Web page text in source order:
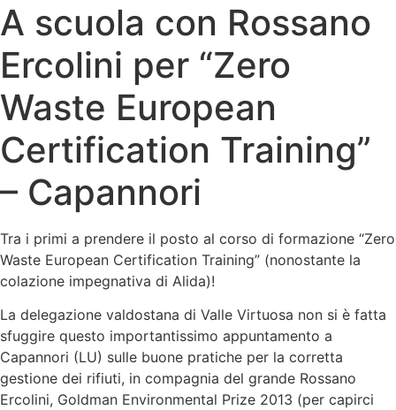
A scuola con Rossano
Ercolini per “Zero
Waste European
Certification Training”
– Capannori
Tra i primi a prendere il posto al corso di formazione “Zero
Waste European Certification Training” (nonostante la
colazione impegnativa di Alida)!
La delegazione valdostana di Valle Virtuosa non si è fatta
sfuggire questo importantissimo appuntamento a
Capannori (LU) sulle buone pratiche per la corretta
gestione dei rifiuti, in compagnia del grande Rossano
Ercolini, Goldman Environmental Prize 2013 (per capirci